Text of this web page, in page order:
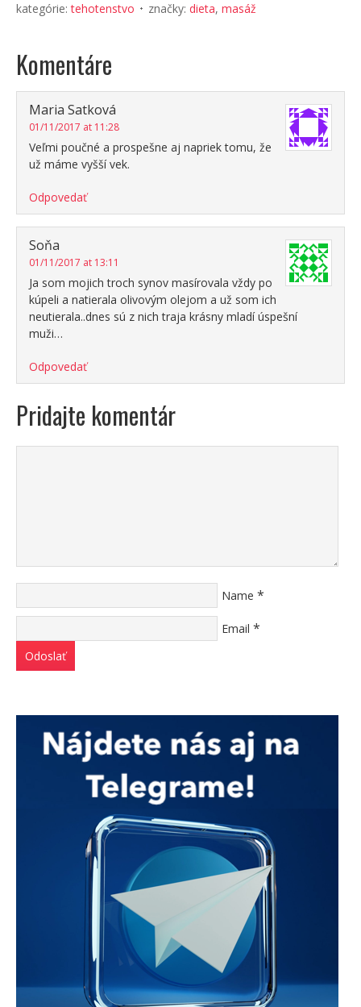
kategórie:tehotenstvo značky: dieta, masáž
Komentáre
Maria Satková
01/11/2017 at 11:28
Veľmi poučné a prospešne aj napriek tomu, že
už máme vyšší vek.
Odpovedať
Soňa
01/11/2017 at 13:11
Ja som mojich troch synov masírovala vždy po
kúpeli a natierala olivovým olejom a už som ich
neutierala..dnes sú z nich traja krásny mladí úspešní
muži…
Odpovedať
Pridajte komentár
Name *
Email *